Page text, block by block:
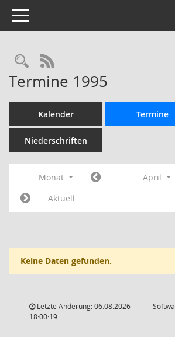
Toggle navigation
Rechercheauswahl
RSS-Feed
Termine 1995
Kalender Termine
Niederschriften
Monat April
Aktuell
Keine Daten gefunden.
Letzte Änderung: 06.08.2026
18:00:19